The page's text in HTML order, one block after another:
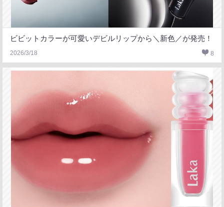
ビビットカラーが可愛いデビルリップから＼新色／が発売！
2026/3/18 8